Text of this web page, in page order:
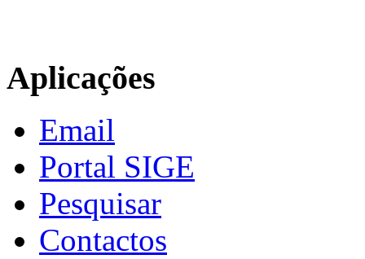
Aplicações
Email
Portal SIGE
Pesquisar
Contactos